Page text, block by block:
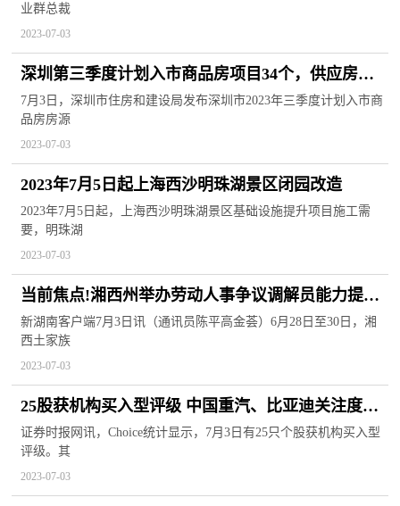
业群总裁
2023-07-03
深圳第三季度计划入市商品房项目34个，供应房源
16984套|环球时讯
7月3日，深圳市住房和建设局发布深圳市2023年三季度计划入市商
品房房源
2023-07-03
2023年7月5日起上海西沙明珠湖景区闭园改造
2023年7月5日起，上海西沙明珠湖景区基础设施提升项目施工需
要，明珠湖
2023-07-03
当前焦点!湘西州举办劳动人事争议调解员能力提升
培训班
新湖南客户端7月3日讯（通讯员陈平高金荟）6月28日至30日，湘
西土家族
2023-07-03
25股获机构买入型评级 中国重汽、比亚迪关注度最
高 环球微动态
证券时报网讯，Choice统计显示，7月3日有25只个股获机构买入型
评级。其
2023-07-03